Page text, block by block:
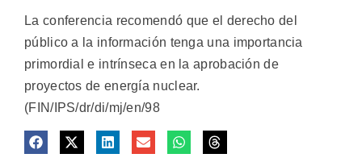
La conferencia recomendó que el derecho del
público a la información tenga una importancia
primordial e intrínseca en la aprobación de
proyectos de energía nuclear.
(FIN/IPS/dr/di/mj/en/98